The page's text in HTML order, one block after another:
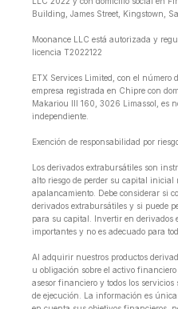
Building, James Street, Kingstown,
Moonance LLC está autorizada y
licencia T2022122
ETX Services Limited, con el
empresa registrada en Chipre con
Makariou lll 160, 3026 Limassol, es
independiente.
Exención de responsabilidad por
Los derivados extrabursátiles son
alto riesgo de perder su capital inicial
apalancamiento. Debe considerar si
derivados extrabursátiles y si puede
para su capital. Invertir en derivados
importantes y no es adecuado para
Al adquirir nuestros productos
u obligación sobre el activo
asesor financiero y todos los
de ejecución. La información es